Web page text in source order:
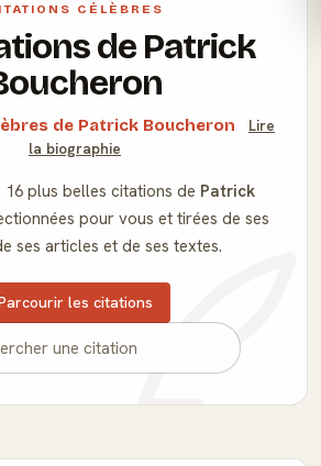
CÉLÈBRES
de Patrick
de Patrick Boucheron
Lire
la biographie
plus belles citations de Patrick
pour vous et tirées de ses
ses articles et de ses textes.
les citations